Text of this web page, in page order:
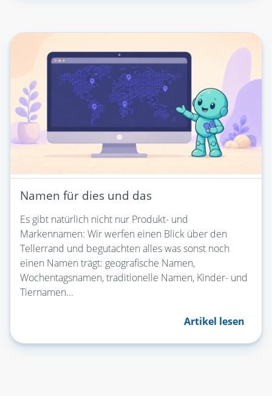
Namen für dies und das
Es gibt natürlich nicht nur Produkt- und
Markennamen: Wir werfen einen Blick über den
Tellerrand und begutachten alles was sonst noch
einen Namen trägt: geografische Namen,
Wochentagsnamen, traditionelle Namen, Kinder- und
Tiernamen...
Artikel lesen